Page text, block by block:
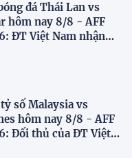
đá Thái Lan vs
hôm nay 8/8 - AFF
ĐT Việt Nam nhận
số Malaysia vs
hôm nay 8/8 - AFF
Đối thủ của ĐT Việt